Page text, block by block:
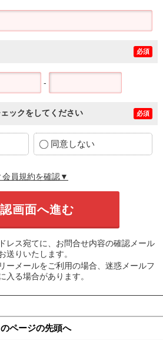
必須
-
ックをしてください 必須
同意しない
員規約を確認▼
レス宛てに、お問合せ内容の確認メール
送りいたします。
ーメールをご利用の場合、迷惑メールフ
入る場合があります。
ページの先頭へ